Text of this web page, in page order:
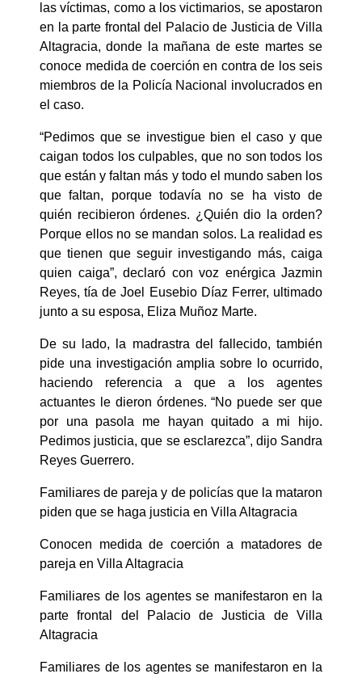
las víctimas, como a los victimarios, se apostaron
en la parte frontal del Palacio de Justicia de Villa
Altagracia, donde la mañana de este martes se
conoce medida de coerción en contra de los seis
miembros de la Policía Nacional involucrados en
el caso.
“Pedimos que se investigue bien el caso y que
caigan todos los culpables, que no son todos los
que están y faltan más y todo el mundo saben los
que faltan, porque todavía no se ha visto de
quién recibieron órdenes. ¿Quién dio la orden?
Porque ellos no se mandan solos. La realidad es
que tienen que seguir investigando más, caiga
quien caiga”, declaró con voz enérgica Jazmin
Reyes, tía de Joel Eusebio Díaz Ferrer, ultimado
junto a su esposa, Eliza Muñoz Marte.
De su lado, la madrastra del fallecido, también
pide una investigación amplia sobre lo ocurrido,
haciendo referencia a que a los agentes
actuantes le dieron órdenes. “No puede ser que
por una pasola me hayan quitado a mi hijo.
Pedimos justicia, que se esclarezca”, dijo Sandra
Reyes Guerrero.
Familiares de pareja y de policías que la mataron
piden que se haga justicia en Villa Altagracia
Conocen medida de coerción a matadores de
pareja en Villa Altagracia
Familiares de los agentes se manifestaron en la
parte frontal del Palacio de Justicia de Villa
Altagracia
Familiares de los agentes se manifestaron en la